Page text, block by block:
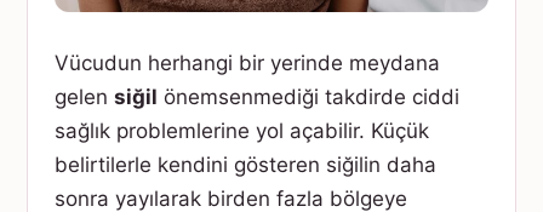
Vücudun herhangi bir yerinde meydana
gelen siğil önemsenmediği takdirde ciddi
sağlık problemlerine yol açabilir. Küçük
belirtilerle kendini gösteren siğilin daha
sonra yayılarak birden fazla bölgeye